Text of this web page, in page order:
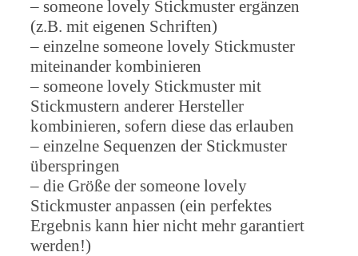
– someone lovely Stickmuster ergänzen
(z.B. mit eigenen Schriften)
– einzelne someone lovely Stickmuster
miteinander kombinieren
– someone lovely Stickmuster mit
Stickmustern anderer Hersteller
kombinieren, sofern diese das erlauben
– einzelne Sequenzen der Stickmuster
überspringen
– die Größe der someone lovely
Stickmuster anpassen (ein perfektes
Ergebnis kann hier nicht mehr garantiert
werden!)